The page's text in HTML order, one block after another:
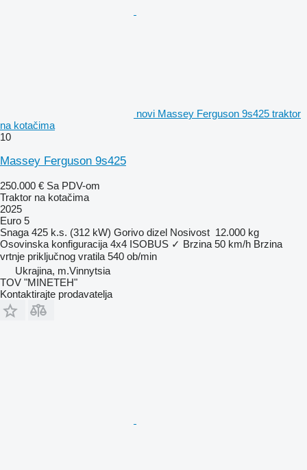
novi Massey Ferguson 9s425 traktor
na kotačima
10
Massey Ferguson 9s425
250.000 € Sa PDV-om
Traktor na kotačima
2025
Euro 5
Snaga 425 k.s. (312 kW) Gorivo dizel Nosivost 12.000 kg
Osovinska konfiguracija 4x4 ISOBUS ✓ Brzina 50 km/h Brzina
vrtnje priključnog vratila 540 ob/min
Ukrajina, m.Vinnytsia
TOV "MINETEH"
Kontaktirajte prodavatelja